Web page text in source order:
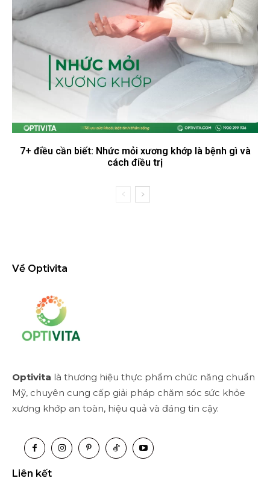
7+ điều cần biết: Nhức mỏi xương khớp là bệnh gì và
cách điều trị
Về Optivita
Optivita là thương hiệu thực phẩm chức năng chuẩn
Mỹ, chuyên cung cấp giải pháp chăm sóc sức khỏe
xương khớp an toàn, hiệu quả và đáng tin cậy.
Liên kết